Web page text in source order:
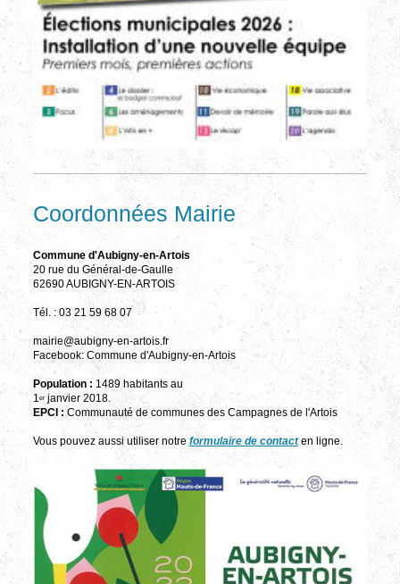
Coordonnées Mairie
Commune d'Aubigny-en-Artois
20 rue du Général-de-Gaulle
62690 AUBIGNY-EN-ARTOIS
Tél. : 03 21 59 68 07
mairie@aubigny-en-artois.fr
Facebook: Commune d'Aubigny-en-Artois
Population : 1489 habitants au
1 erjanvier 2018.
EPCI : Communauté de communes des Campagnes de l'Artois
Vous pouvez aussi utiliser notre formulaire de contact en ligne.